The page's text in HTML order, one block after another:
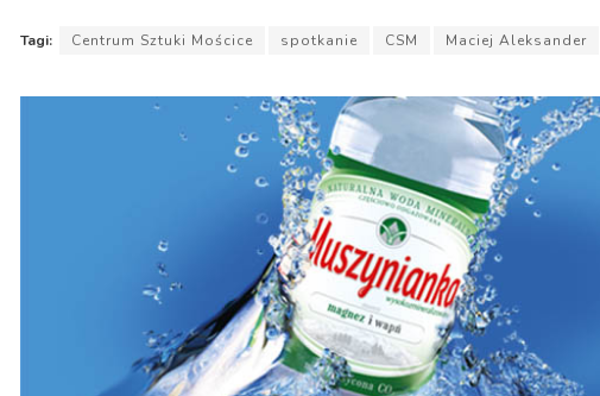
Tagi: Centrum Sztuki Mościce spotkanie CSM Maciej Aleksander